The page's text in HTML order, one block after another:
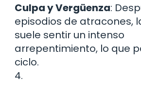
Culpa y Vergüenza:
episodios de atracones,
suele sentir un intenso
arrepentimiento, lo que
ciclo.
4.